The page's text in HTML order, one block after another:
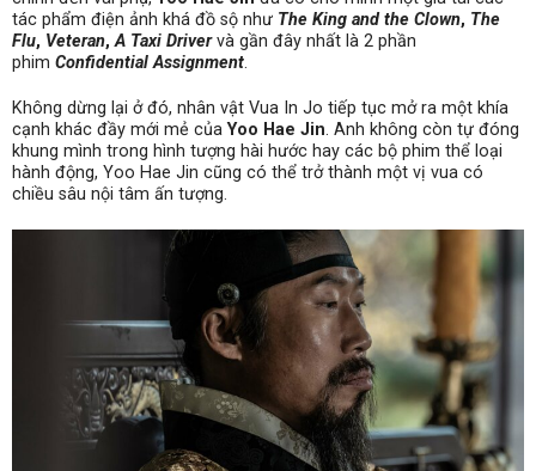
tác phẩm điện ảnh khá đồ sộ như The King and the Clown, The
Flu, Veteran,A Taxi Driver và gần đây nhất là 2 phần
phim Confidential Assignment.
Không dừng lại ở đó, nhân vật Vua In Jo tiếp tục mở ra một khía
cạnh khác đầy mới mẻ củaYoo Hae Jin. Anh không còn tự đóng
khung mình trong hình tượng hài hước hay các bộ phim thể loại
hành động, Yoo Hae Jin cũng có thể trở thành một vị vua có
chiều sâu nội tâm ấn tượng.